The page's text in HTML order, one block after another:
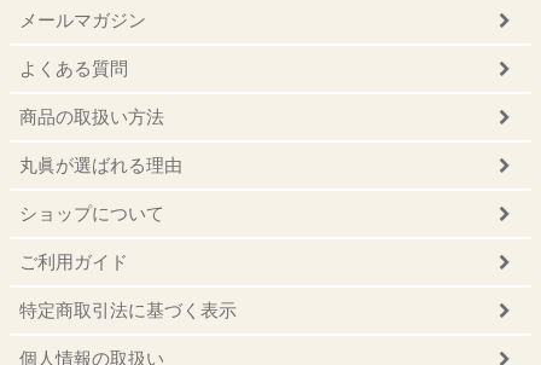
メールマガジン
よくある質問
商品の取扱い方法
丸眞が選ばれる理由
ショップについて
ご利用ガイド
特定商取引法に基づく表示
個人情報の取扱い